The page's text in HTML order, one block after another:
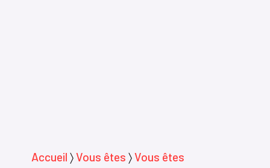
Accueil 〉Vous êtes 〉Vous êtes